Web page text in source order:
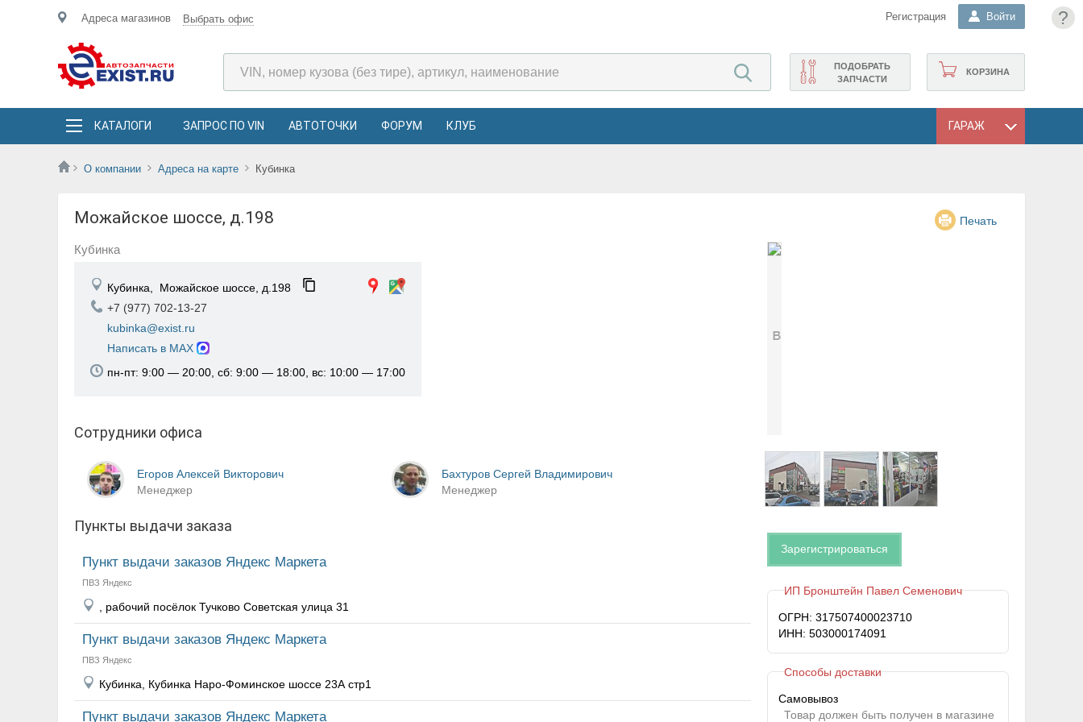
?
Адреса магазинов Выбрать офис Регистрация Войти
КОРЗИНА
ПОДОБРАТЬ
ЗАПЧАСТИ
КАТАЛОГИ ЗАПРОС ПО VIN АВТОТОЧКИ ФОРУМ КЛУБ ГАРАЖ
О компании Адреса на карте Кубинка
Можайское шоссе, д.198 Печать
Кубинка
Кубинка, Можайское шоссе, д.198
+7 (977) 702-13-27
kubinka@exist.ru
Написать в MAX
пн-пт: 9:00 — 20:00, сб: 9:00 — 18:00, вс: 10:00 — 17:00
Сотрудники офиса
Егоров Алексей Викторович
Менеджер
Бахтуров Сергей Владимирович
Менеджер
Пункты выдачи заказа
Пункт выдачи заказов Яндекс Маркета
ПВЗ Яндекс
, рабочий посёлок Тучково Советская улица 31
Пункт выдачи заказов Яндекс Маркета
ПВЗ Яндекс
Кубинка, Кубинка Наро-Фоминское шоссе 23А стр1
Пункт выдачи заказов Яндекс Маркета
Зарегистрироваться
ИП Бронштейн Павел Семенович
ОГРН: 317507400023710
ИНН: 503000174091
Способы доставки
Самовывоз
Товар должен быть получен в магазине